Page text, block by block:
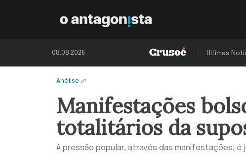
08.08.2026 Últimas
Análise
Manifestações
totalitários da
A pressão popular, através das manifestações,